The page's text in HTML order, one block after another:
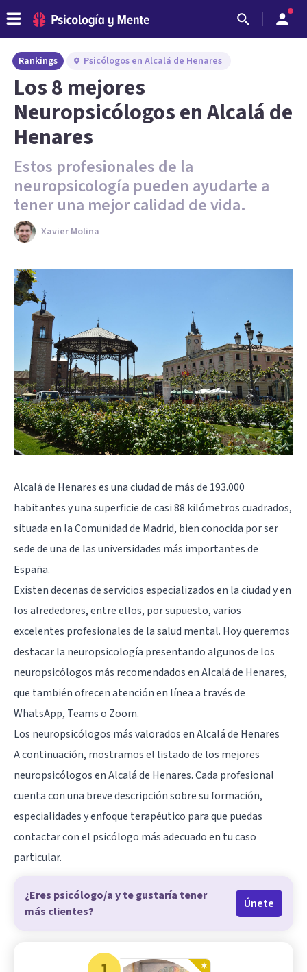
Rankings Psicólogos en Alcalá de Henares
Los 8 mejores
Neuropsicólogos en Alcalá de
Henares
Estos profesionales de la
neuropsicología pueden ayudarte a
tener una mejor calidad de vida.
Xavier Molina
Alcalá de Henares es una ciudad de más de 193.000
habitantes y una superficie de casi 88 kilómetros cuadrados,
situada en la Comunidad de Madrid, bien conocida por ser
sede de una de las universidades más importantes de
España.
Existen decenas de servicios especializados en la ciudad y en
los alrededores, entre ellos, por supuesto, varios
excelentes profesionales de la salud mental. Hoy queremos
destacar la neuropsicología presentando algunos de los
neuropsicólogos más recomendados en Alcalá de Henares,
que también ofrecen atención en línea a través de
WhatsApp, Teams o Zoom.
Los neuropsicólogos más valorados en Alcalá de Henares
A continuación, mostramos el listado de los mejores
neuropsicólogos en Alcalá de Henares. Cada profesional
cuenta con una breve descripción sobre su formación,
especialidades y enfoque terapéutico para que puedas
contactar con el psicólogo más adecuado en tu caso
particular.
¿Eres psicólogo/a y te gustaría tener
más clientes?
Únete